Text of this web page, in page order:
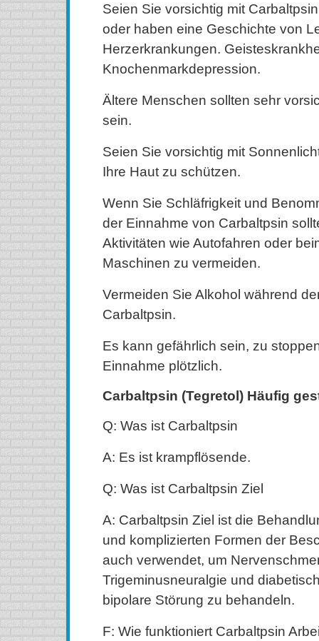
Seien Sie vorsichtig mit
oder haben eine Geschichte von
Herzerkrankungen.
Knochenmarkdepression.
Ältere Menschen sollten sehr
sein.
Seien Sie vorsichtig mit
Ihre Haut zu schützen.
Wenn Sie Schläfrigkeit und
der Einnahme von Carbaltpsin
Aktivitäten wie Autofahren oder
Maschinen zu vermeiden.
Vermeiden Sie Alkohol während
Carbaltpsin.
Es kann gefährlich sein, zu
Einnahme plötzlich.
Carbaltpsin (Tegretol) Häufig
Q: Was ist Carbaltpsin
A: Es ist krampflösende.
Q: Was ist Carbaltpsin Ziel
A: Carbaltpsin Ziel ist die
und komplizierten Formen der
auch verwendet, um
Trigeminusneuralgie und
bipolare Störung zu behandeln.
F: Wie funktioniert Carbaltpsin